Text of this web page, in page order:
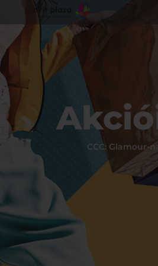
CCC: Glamour-